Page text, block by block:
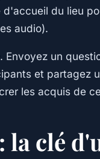
du lieu
audio).
Envoyez un
et partagez
les acquis de
la clé